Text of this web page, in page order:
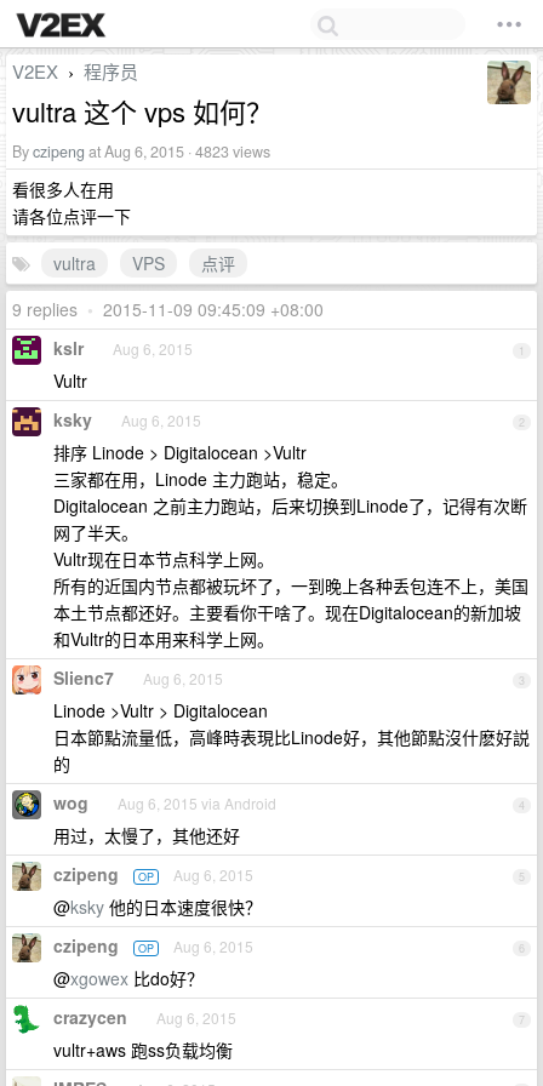
V2EX › 程序员
vultra 这个 vps 如何？
Byczipeng at Aug 6, 2015 · 4823 views
看很多人在用
请各位点评一下
vultra
VPS
点评
9 replies • 2015-11-09 09:45:09 +08:00
1
kslr Aug 6, 2015
Vultr
2
ksky Aug 6, 2015
排序 Linode > Digitalocean >Vultr
三家都在用，Linode 主力跑站，稳定。
Digitalocean 之前主力跑站，后来切换到Linode了，记得有次断
网了半天。
Vultr现在日本节点科学上网。
所有的近国内节点都被玩坏了，一到晚上各种丢包连不上，美国
本土节点都还好。主要看你干啥了。现在Digitalocean的新加坡
和Vultr的日本用来科学上网。
3
Slienc7 Aug 6, 2015
Linode >Vultr > Digitalocean
日本節點流量低，高峰時表現比Linode好，其他節點沒什麽好説
的
4
wog Aug 6, 2015 via Android
用过，太慢了，其他还好
5
czipeng OP Aug 6, 2015
@ksky 他的日本速度很快？
6
czipeng OP Aug 6, 2015
@xgowex 比do好？
7
crazycen Aug 6, 2015
vultr+aws 跑ss负载均衡